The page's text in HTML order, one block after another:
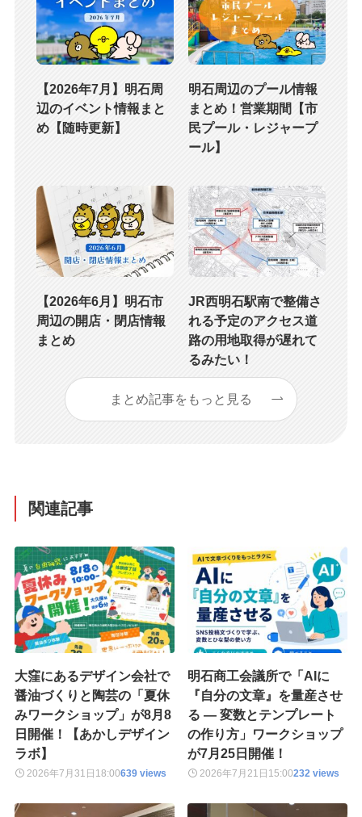
【2026年7月】明石周
辺のイベント情報まと
め【随時更新】
明石周辺のプール情報
まとめ！営業期間【市
民プール・レジャープ
ール】
【2026年6月】明石市
周辺の開店・閉店情報
まとめ
JR西明石駅南で整備さ
れる予定のアクセス道
路の用地取得が遅れて
るみたい！
まとめ記事をもっと見る
関連記事
大窪にあるデザイン会社で
醤油づくりと陶芸の「夏休
みワークショップ」が8月8
日開催！【あかしデザイン
ラボ】
2026年7月31日 18:00639 views
明石商工会議所で「AIに
『自分の文章』を量産させ
る — 変数とテンプレート
の作り方」ワークショップ
が7月25日開催！
2026年7月21日 15:00232 views